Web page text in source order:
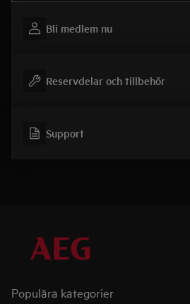
Bli medlem nu
Reservdelar och tillbehör
Support
Populära kategorier